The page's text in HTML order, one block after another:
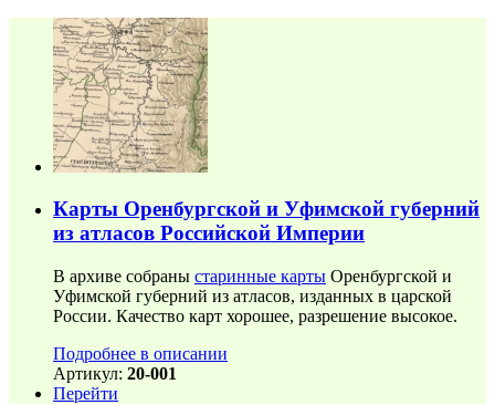
Карты Оренбургской и Уфимской губерний
из атласов Российской Империи
В архиве собраны старинные карты Оренбургской и
Уфимской губерний из атласов, изданных в царской
России. Качество карт хорошее, разрешение высокое.
Подробнее в описании
Артикул: 20-001
Перейти